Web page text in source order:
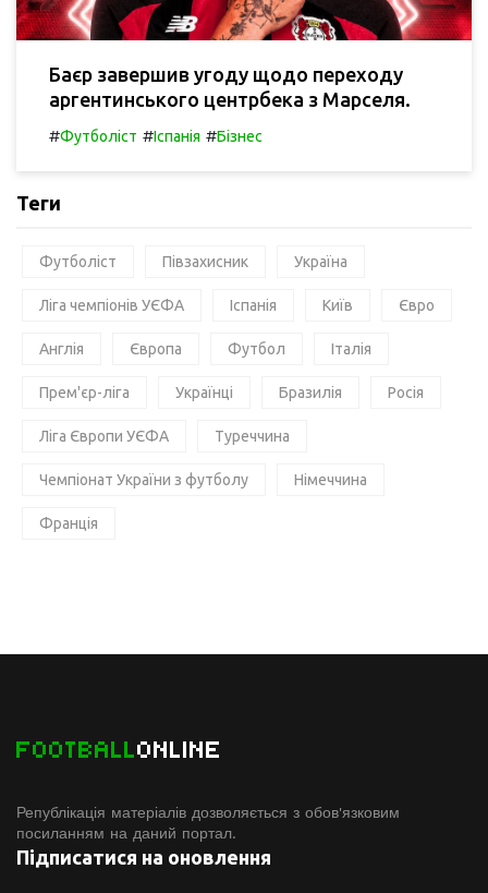
Баєр завершив угоду щодо переходу
аргентинського центрбека з Марселя.
#Футболіст #Іспанія #Бізнес
Теги
Футболіст Півзахисник Україна
Ліга чемпіонів УЄФА Іспанія Київ Євро
Англія Європа Футбол Італія
Прем'єр-ліга Українці Бразилія Росія
Ліга Європи УЄФА Туреччина
Чемпіонат України з футболу Німеччина
Франція
FOOTBALLONLINE
Републікація матеріалів дозволяється з обов'язковим
посиланням на даний портал.
Підписатися на оновлення